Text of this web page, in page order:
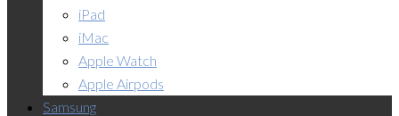
iPad
iMac
Apple Watch
Apple Airpods
Samsung